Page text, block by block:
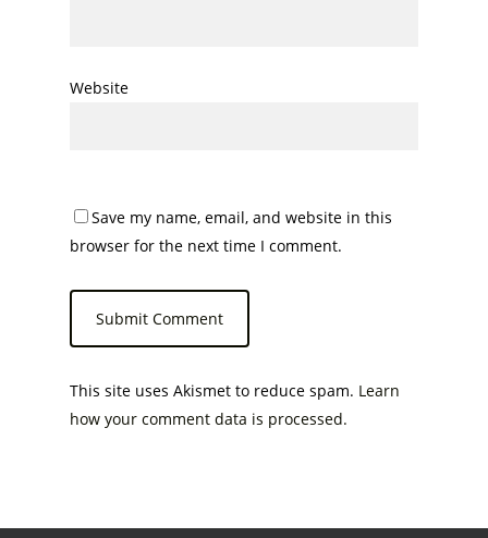
Website
Save my name, email, and website in this
browser for the next time I comment.
This site uses Akismet to reduce spam. Learn
how your comment data is processed.